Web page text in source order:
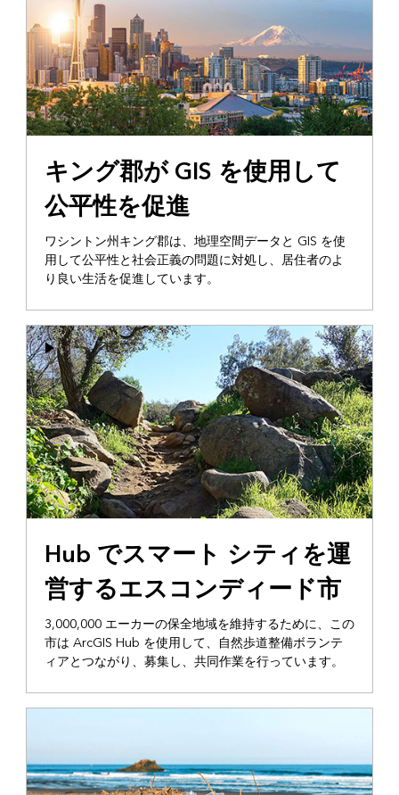
キング郡が GIS を使用して
公平性を促進
ワシントン州キング郡は、地理空間データと GIS を使
用して公平性と社会正義の問題に対処し、居住者のよ
り良い生活を促進しています。
Hub でスマート シティを運
営するエスコンディード市
3,000,000 エーカーの保全地域を維持するために、この
市は ArcGIS Hub を使用して、自然歩道整備ボランテ
ィアとつながり、募集し、共同作業を行っています。